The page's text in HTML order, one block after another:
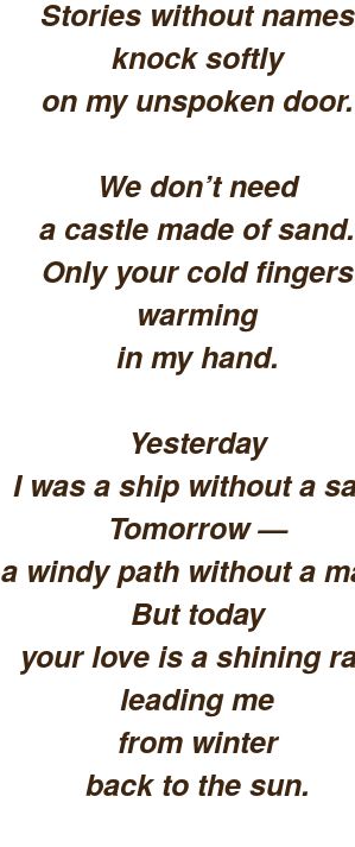
Stories without names
knock softly
on my unspoken door.
We don’t need
a castle made of sand.
Only your cold fingers
warming
in my hand.
Yesterday
I was a ship without a
Tomorrow —
a windy path without a
But today
your love is a shining
leading me
from winter
back to the sun.